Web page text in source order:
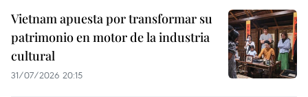
Vietnam apuesta por transformar su
patrimonio en motor de la industria
cultural
31/07/2026 20:15